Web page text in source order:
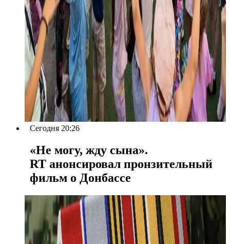
Сегодня 20:26
«Не могу, жду сына».
RT анонсировал пронзительный
фильм о Донбассе